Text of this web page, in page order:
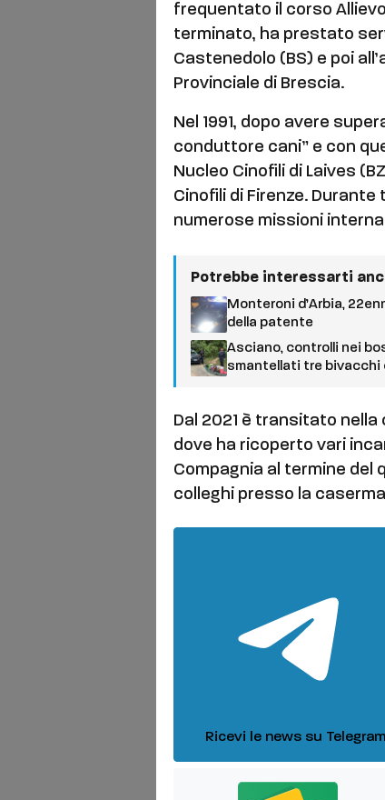
frequentato il corso
terminato, ha prestato
Castenedolo (BS) e poi
Provinciale di Brescia.
Nel 1991, dopo avere
conduttore cani” e con
Nucleo Cinofili di Laives
Cinofili di Firenze.
numerose missioni
Potrebbe interessarti
Monteroni d’Arbia,
della patente
Asciano, controlli nei
smantellati tre bivacchi
Dal 2021 è transitato
dove ha ricoperto vari
Compagnia al termine
colleghi presso la
Ricevi le news su Telegram